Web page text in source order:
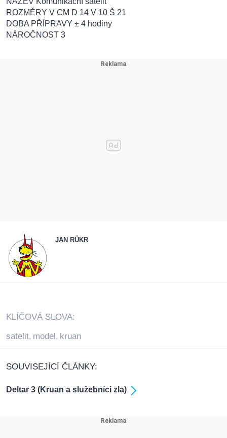
ROZMĚRY V CM D 14 V 10 Š 21
DOBA PŘÍPRAVY ± 4 hodiny
NÁROČNOST 3
JAN RÜKR
KLÍČOVÁ SLOVA:
satelit, model , kruan
SOUVISEJÍCÍ ČLÁNKY:
Deltar 3 (Kruan a služebníci zla)